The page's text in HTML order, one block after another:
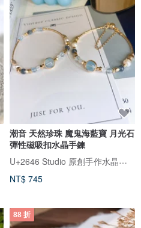
潮音 天然珍珠 魔鬼海藍寶 月光石
彈性磁吸扣水晶手鍊
U+2646 Studio 原創手作水晶飾品
NT$ 745
88 折